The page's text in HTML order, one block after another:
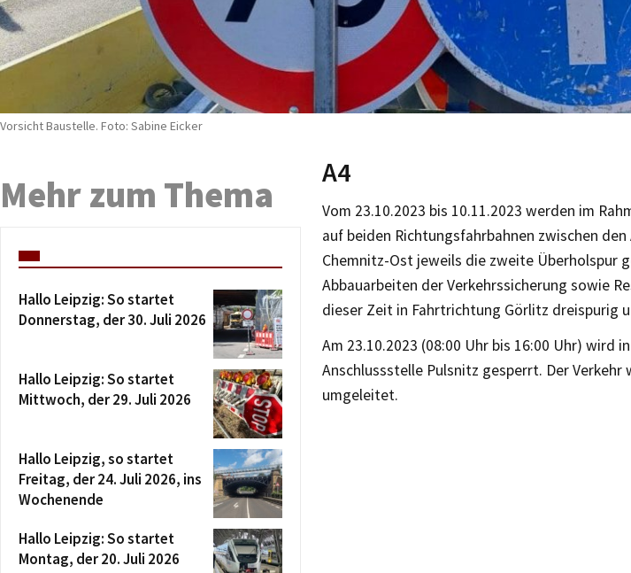
Vorsicht Baustelle. Foto: Sabine Eicker
A4
Vom 23.10.2023 bis 10.11.2023 werden im
auf beiden Richtungsfahrbahnen zwischen
Chemnitz-Ost jeweils die zweite Überholspur
Abbauarbeiten der Verkehrssicherung sowie
dieser Zeit in Fahrtrichtung Görlitz dreispurig
Am 23.10.2023 (08:00 Uhr bis 16:00 Uhr) wird
Anschlussstelle Pulsnitz gesperrt. Der
umgeleitet.
Mehr zum Thema
Hallo Leipzig: So startet
Donnerstag, der 30. Juli 2026
Hallo Leipzig: So startet
Mittwoch, der 29. Juli 2026
Hallo Leipzig, so startet
Freitag, der 24. Juli 2026, ins
Wochenende
Hallo Leipzig: So startet
Montag, der 20. Juli 2026